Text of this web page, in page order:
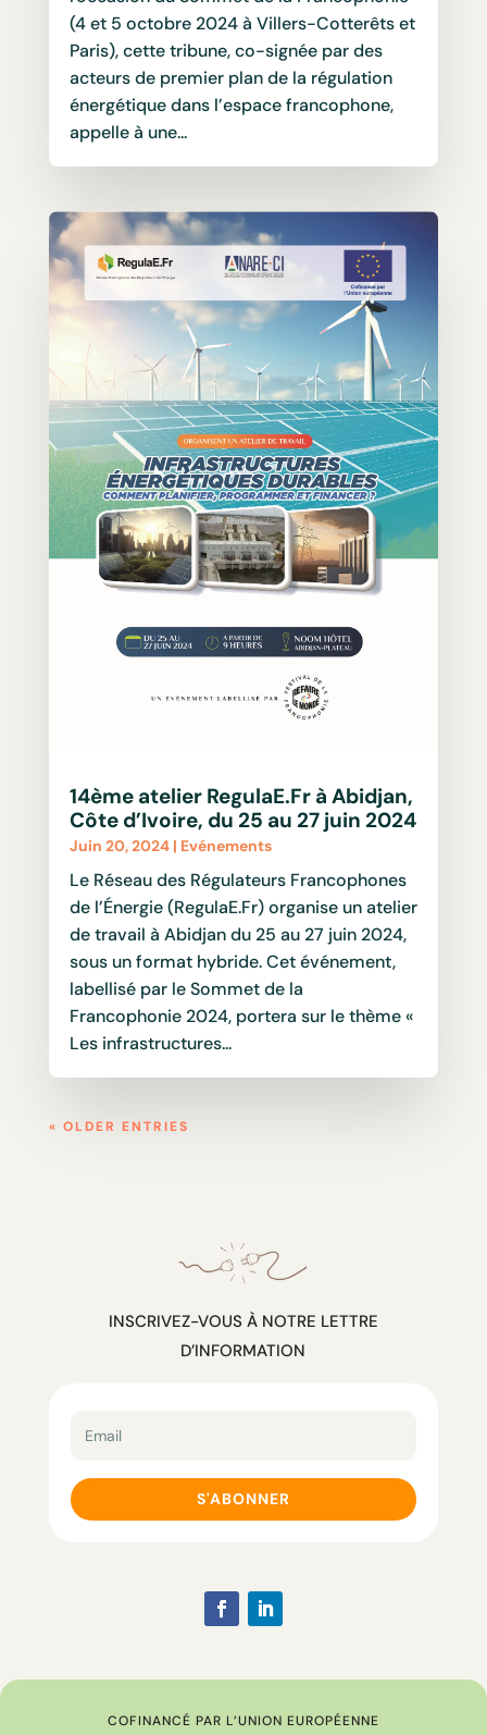
(4 et 5 octobre 2024 à Villers-Cotterêts et
Paris), cette tribune, co-signée par des
acteurs de premier plan de la régulation
énergétique dans l’espace francophone,
appelle à une...
14ème atelier RegulaE.Fr à Abidjan,
Côte d’Ivoire, du 25 au 27 juin 2024
Juin 20, 2024| Evénements
Le Réseau des Régulateurs Francophones
de l’Énergie (RegulaE.Fr) organise un atelier
de travail à Abidjan du 25 au 27 juin 2024,
sous un format hybride. Cet événement,
labellisé par le Sommet de la
Francophonie 2024, portera sur le thème «
Les infrastructures...
« OLDER ENTRIES
INSCRIVEZ-VOUS À NOTRE LETTRE
D’INFORMATION
S'ABONNER
COFINANCÉ PAR L’UNION EUROPÉENNE